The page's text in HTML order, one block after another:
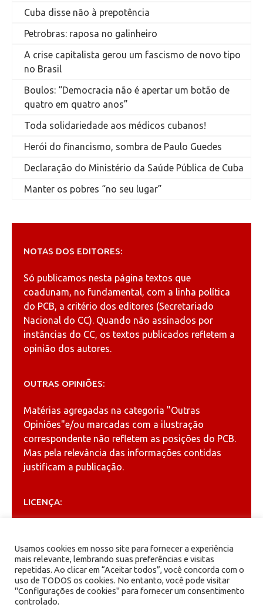
Cuba disse não à prepotência
Petrobras: raposa no galinheiro
A crise capitalista gerou um fascismo de novo tipo
no Brasil
Boulos: “Democracia não é apertar um botão de
quatro em quatro anos”
Toda solidariedade aos médicos cubanos!
Herói do financismo, sombra de Paulo Guedes
Declaração do Ministério da Saúde Pública de Cuba
Manter os pobres “no seu lugar”
NOTAS DOS EDITORES:
Só publicamos nesta página textos que
coadunam, no fundamental, com a linha política
do PCB, a critério dos editores (Secretariado
Nacional do CC). Quando não assinados por
instâncias do CC, os textos publicados refletem a
opinião dos autores.
OUTRAS OPINIÕES:
Matérias agregadas na categoria "Outras
Opiniões"e/ou marcadas com a ilustração
correspondente não refletem as posições do PCB.
Mas pela relevância das informações contidas
justificam a publicação.
LICENÇA:
Creative Commons
ARQUIVOS
Arquivos
Usamos cookies em nosso site para fornecer a experiência
mais relevante, lembrando suas preferências e visitas
repetidas. Ao clicar em “Aceitar todos”, você concorda com o
uso de TODOS os cookies. No entanto, você pode visitar
"Configurações de cookies" para fornecer um consentimento
controlado.